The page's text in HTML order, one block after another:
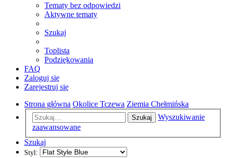
Tematy bez odpowiedzi
Aktywne tematy
Szukaj
Toplista
Podziękowania
FAQ
Zaloguj się
Zarejestruj się
Strona główna Okolice Tczewa Ziemia Chełmińska
Szukaj
Wyszukiwanie
zaawansowane
Szukaj
Styl: